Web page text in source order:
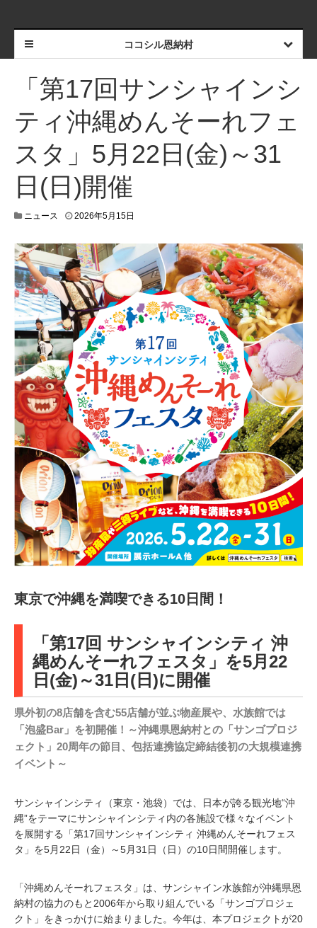
ココシル恩納村
「第17回サンシャインシ
ティ沖縄めんそーれフェ
スタ」5月22日(金)～31
日(日)開催
ニュース 2026年5月15日
6
5
月
8
日
東京で沖縄を満喫できる10日間！
「第17回 サンシャインシティ 沖
縄めんそーれフェスタ」を5月22
日(金)～31日(日)に開催
県外初の8店舗を含む55店舗が並ぶ物産展や、水族館では
「泡盛Bar」を初開催！～沖縄県恩納村との「サンゴプロジ
ェクト」20周年の節目、包括連携協定締結後初の大規模連携
イベント～
サンシャインシティ（東京・池袋）では、日本が誇る観光地“沖
縄”をテーマにサンシャインシティ内の各施設で様々なイベント
を展開する「第17回サンシャインシティ 沖縄めんそーれフェス
タ」を5月22日（金）～5月31日（日）の10日間開催します。
「沖縄めんそーれフェスタ」は、サンシャイン水族館が沖縄県恩
納村の協力のもと2006年から取り組んでいる「サンゴプロジェ
クト」をきっかけに始まりました。今年は、本プロジェクトが20